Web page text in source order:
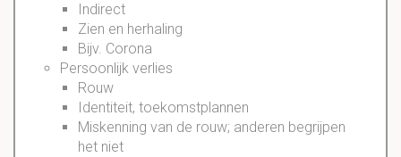
Indirect
Zien en herhaling
Bijv. Corona
Persoonlijk verlies
Rouw
Identiteit, toekomstplannen
Miskenning van de rouw; anderen begrijpen
het niet